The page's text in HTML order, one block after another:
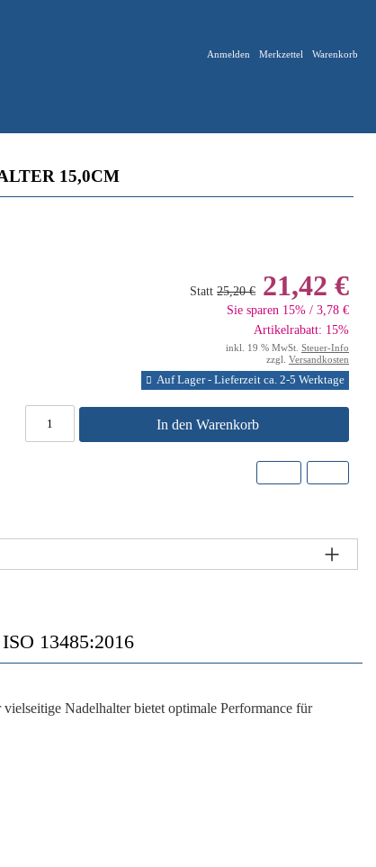
Anmelden Merkzettel Warenkorb
15,0CM
Statt 25,20 € 21,42 €
Sie sparen 15% / 3,78 €
Artikelrabatt: 15%
inkl. 19 % MwSt. Steuer-Info
zzgl. Versandkosten
Auf Lager - Lieferzeit ca. 2-5 Werktage
In den Warenkorb
13485:2016
Nadelhalter bietet optimale Performance für